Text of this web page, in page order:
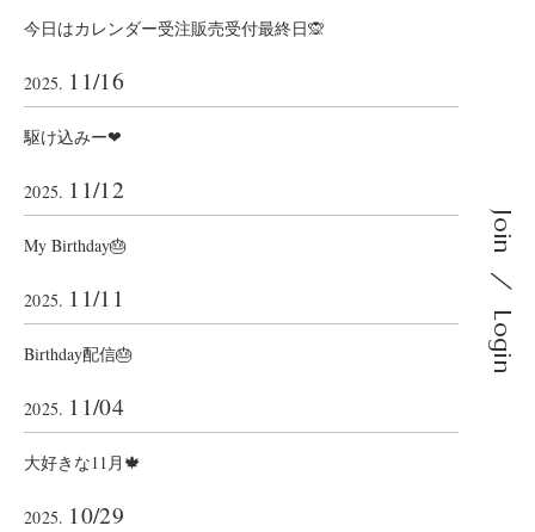
Join
Login
今日はカレンダー受注販売受付最終日🙊
2025. 11/16
駆け込みー❤︎
2025. 11/12
My Birthday🎂
2025. 11/11
Birthday配信🎂
2025. 11/04
大好きな11月🍁
2025. 10/29